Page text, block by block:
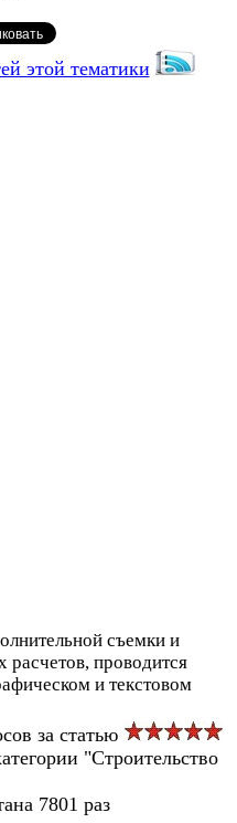
этой тематики
съемки и
проводится
и текстовом
за статью
"Строительство
7801 раз